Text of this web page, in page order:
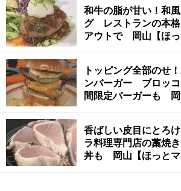
和牛の脂が甘い！和
グ レストランの本格
アウトで 岡山【ほっ
トッピング全部のせ
ンバーガー ブロッコ
間限定バーガーも 岡
香ばしい皮目にとろ
ラ料理専門店の藁焼
丼も 岡山【ほっとマ